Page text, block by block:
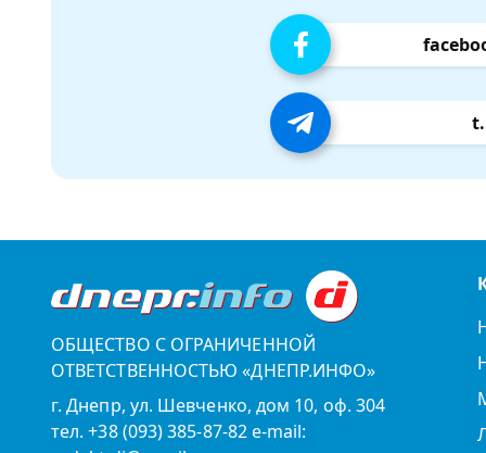
ОБЩЕСТВО С ОГРАНИЧЕННОЙ
ОТВЕТСТВЕННОСТЬЮ «ДНЕПР.ИНФО»
г. Днепр, ул. Шевченко, дом 10, оф. 304
тел. +38 (093) 385-87-82 e-mail: